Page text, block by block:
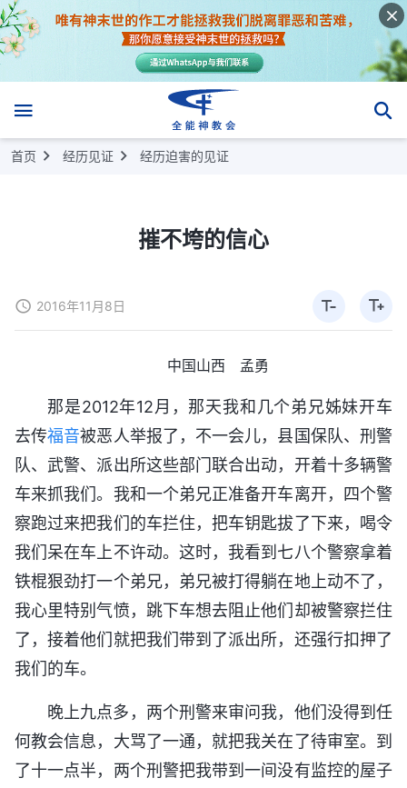
首页 经历见证 经历迫害的见证
摧不垮的信心
2016年11月8日
中国山西 孟勇
那是2012年12月，那天我和几个弟兄姊妹开车
去传福音被恶人举报了，不一会儿，县国保队、刑警
队、武警、派出所这些部门联合出动，开着十多辆警
车来抓我们。我和一个弟兄正准备开车离开，四个警
察跑过来把我们的车拦住，把车钥匙拔了下来，喝令
我们呆在车上不许动。这时，我看到七八个警察拿着
铁棍狠劲打一个弟兄，弟兄被打得躺在地上动不了，
我心里特别气愤，跳下车想去阻止他们却被警察拦住
了，接着他们就把我们带到了派出所，还强行扣押了
我们的车。
晚上九点多，两个刑警来审问我，他们没得到任
何教会信息，大骂了一通，就把我关在了待审室。到
了十一点半，两个刑警把我带到一间没有监控的屋子